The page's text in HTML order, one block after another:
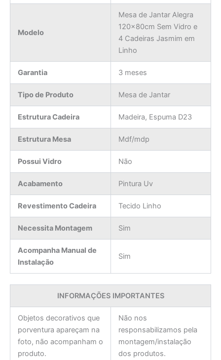
Modelo
Mesa de Jantar Alegra
120x80cm Sem Vidro e
4 Cadeiras Jasmim em
Linho
Garantia 3 meses
Tipo de Produto Mesa de Jantar
Estrutura Cadeira Madeira, Espuma D23
Estrutura Mesa Mdf/mdp
Possui Vidro Não
Acabamento Pintura Uv
Revestimento Cadeira Tecido Linho
Necessita Montagem Sim
Acompanha Manual de
Instalação
Sim
INFORMAÇÕES IMPORTANTES
Objetos decorativos que
porventura apareçam na
foto, não acompanham o
produto.
Não nos
responsabilizamos pela
montagem/instalação
dos produtos.